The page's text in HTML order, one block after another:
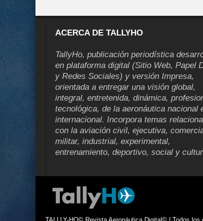
ACERCA DE TALLYHO
TallyHo, publicación periodística
en plataforma digital (Sitio Web, Papel
y Redes Sociales) y versión Impresa,
orientada a entregar una visión global,
integral, entretenida, dinámica,
tecnológica, de la aeronáutica nacional
internacional. Incorpora temas
con la aviación civil, ejecutiva,
militar, industrial, experimental,
entrenamiento, deportivo, social y